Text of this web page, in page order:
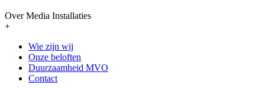
Over Media Installaties
+
Wie zijn wij
Onze beloften
Duurzaamheid MVO
Contact